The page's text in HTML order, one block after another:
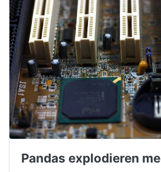
Pandas explodieren